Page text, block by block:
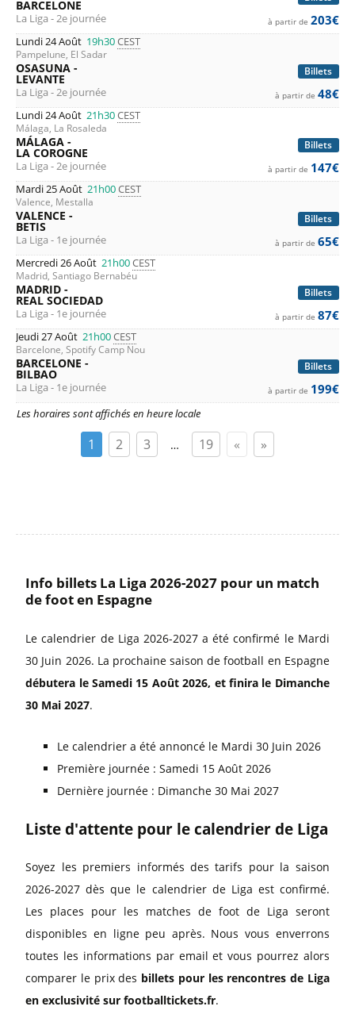
Les horaires sont affichés en heure locale
BARCELONE
La Liga - 2e journée à partir de 203€
Lundi 24 Août 19h30CEST
Pampelune, El Sadar
Billets
OSASUNA -
LEVANTE
La Liga - 2e journée à partir de 48€
Lundi 24 Août 21h30CEST
Málaga, La Rosaleda
Billets
MÁLAGA -
LA COROGNE
La Liga - 2e journée à partir de 147€
Mardi 25 Août 21h00CEST
Valence, Mestalla
Billets
VALENCE -
BETIS
La Liga - 1e journée à partir de 65€
Mercredi 26 Août 21h00CEST
Madrid, Santiago Bernabéu
Billets
MADRID -
REAL SOCIEDAD
La Liga - 1e journée à partir de 87€
Jeudi 27 Août 21h00CEST
Barcelone, Spotify Camp Nou
Billets
BARCELONE -
BILBAO
La Liga - 1e journée à partir de 199€
1 2 3 … 19 « »
Info billets La Liga 2026-2027 pour un match
de foot en Espagne
Le calendrier de Liga 2026-2027 a été confirmé le Mardi
30 Juin 2026. La prochaine saison de football en Espagne
débutera le Samedi 15 Août 2026, et finira le Dimanche
30 Mai 2027.
Le calendrier a été annoncé le Mardi 30 Juin 2026
Première journée : Samedi 15 Août 2026
Dernière journée : Dimanche 30 Mai 2027
Liste d'attente pour le calendrier de Liga
Soyez les premiers informés des tarifs pour la saison
2026-2027 dès que le calendrier de Liga est confirmé.
Les places pour les matches de foot de Liga seront
disponibles en ligne peu après. Nous vous enverrons
toutes les informations par email et vous pourrez alors
comparer le prix des billets pour les rencontres de Liga
en exclusivité sur footballtickets.fr.